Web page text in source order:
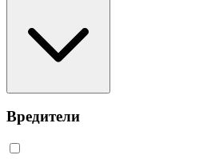
Вредители